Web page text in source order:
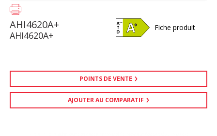
AHI4620A+
AHI4620A+
Fiche produit
POINTS DE VENTE
AJOUTER AU COMPARATIF